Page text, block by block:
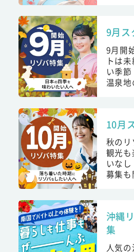
9月ス
9月開
トは
い季
温泉地
10月
秋のリ
観光
いな
募集も
沖縄
集
人気